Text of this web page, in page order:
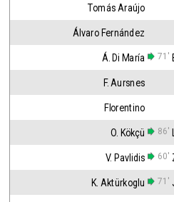
Tomás Araújo
Álvaro Fernández
Á. Di María 71'
F. Aursnes
Florentino
O. Kökçü 86'
V. Pavlidis 60'
K. Aktürkoglu 71'